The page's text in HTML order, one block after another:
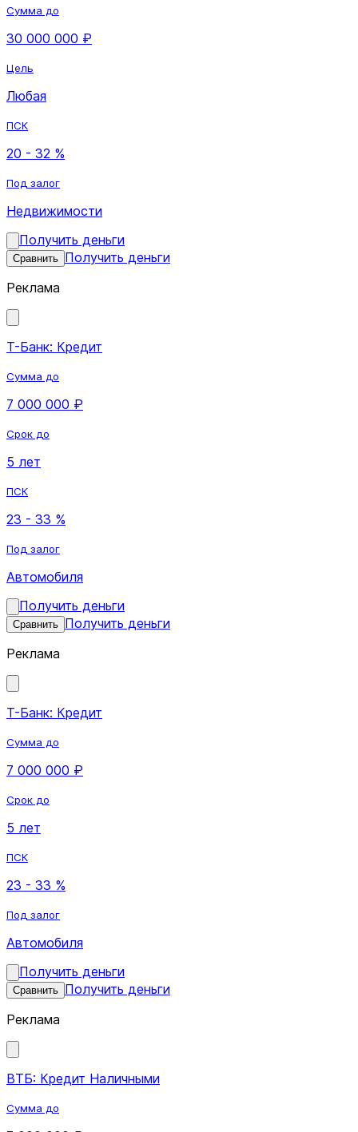
Сумма до
30 000 000 ₽
Цель
Любая
ПСК
20 - 32 %
Под залог
Недвижимости
Получить деньги
Сравнить Получить деньги
Реклама
Т-Банк: Кредит
Сумма до
7 000 000 ₽
Срок до
5 лет
ПСК
23 - 33 %
Под залог
Автомобиля
Получить деньги
Сравнить Получить деньги
Реклама
Т-Банк: Кредит
Сумма до
7 000 000 ₽
Срок до
5 лет
ПСК
23 - 33 %
Под залог
Автомобиля
Получить деньги
Сравнить Получить деньги
Реклама
ВТБ: Кредит Наличными
Сумма до